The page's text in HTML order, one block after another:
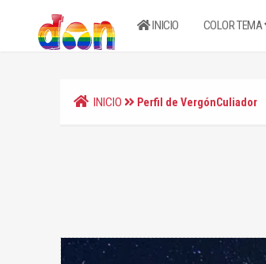
INICIO COLOR TEMA
INICIO Perfil de VergónCuliador